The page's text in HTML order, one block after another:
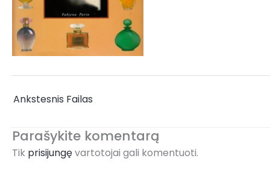
Ankstesnis Failas
Parašykite komentarą
Tik prisijungęvartotojai gali komentuoti.